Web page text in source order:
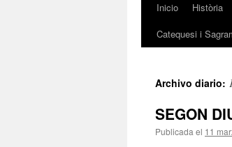
Inicio Història
Catequesi i
Archivo diario:
SEGON
Publicada el 11